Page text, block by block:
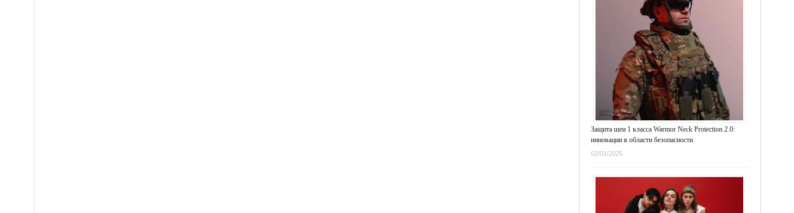
Защита шеи 1 класса Warmor Neck Protection 2.0:
инновации в области безопасности
02/01/2025